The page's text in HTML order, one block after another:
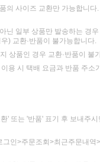
의 사이즈 교환만 가능합니다
닌 일부 상품만 발송하는 경
) 교환·반품이 불가능합니다.
상품인 경우 교환·반품이 불
용 시 택배 요금과 반품 주소
' 또는 '반품' 표기 후 보내주
그인>주문조회>최근주문내역